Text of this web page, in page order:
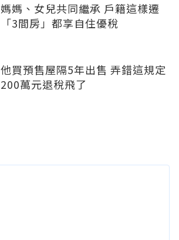
媽媽、女兒共同繼承 戶籍這樣遷
「3間房」都享自住優稅
他買預售屋隔5年出售 弄錯這規定
200萬元退稅飛了